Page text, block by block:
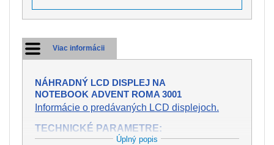
Viac informácii
NÁHRADNÝ LCD DISPLEJ NA
NOTEBOOK ADVENT ROMA 3001
Informácie o predávaných LCD displejoch.
TECHNICKÉ PARAMETRE:
Stav:Nový
Úplný popis